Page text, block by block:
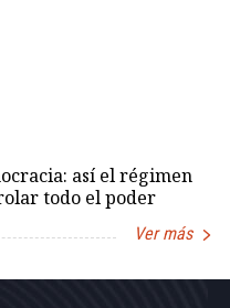
así el régimen
todo el poder
Ver más